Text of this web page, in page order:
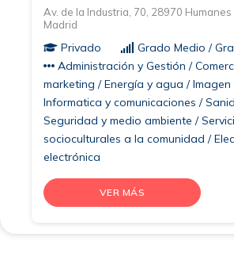
Av. de la Industria, 70, 28970 Humanes
Madrid
Privado
Grado Medio /
Administración y Gestión /
marketing / Energía y agua /
Informatica y comunicaciones /
Seguridad y medio ambiente /
socioculturales a la comunidad /
electrónica
VER MÁS